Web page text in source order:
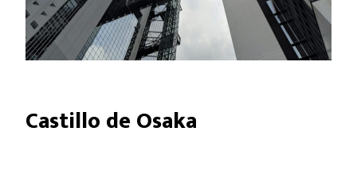
Castillo de Osaka